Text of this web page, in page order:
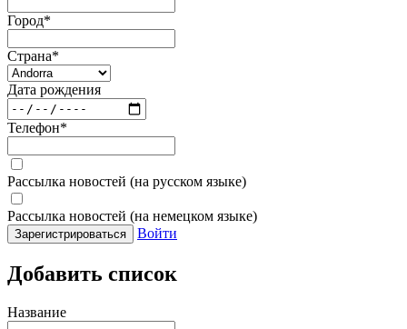
Город*
Страна*
Дата рождения
Телефон*
Рассылка новостей (на русском языке)
Рассылка новостей (на немецком языке)
Зарегистрироваться Войти
Добавить список
Название